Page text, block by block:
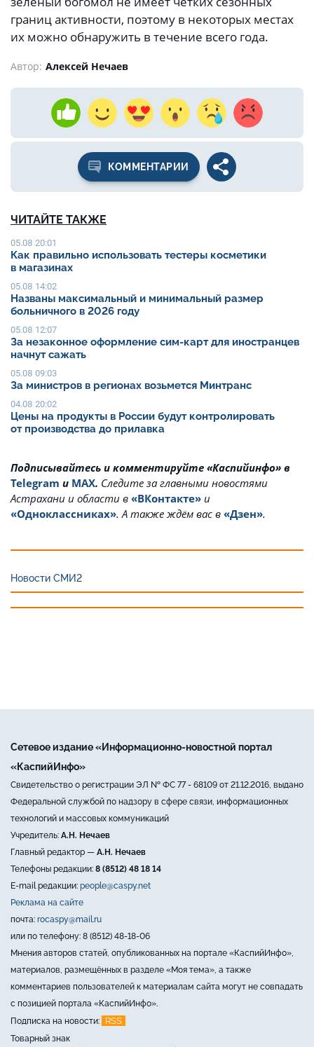
границ активности, поэтому в некоторых местах
их можно обнаружить в течение всего года.
Автор: Алексей Нечаев
КОММЕНТАРИИ
ЧИТАЙТЕ ТАКЖЕ
05.08 20:01
Как правильно использовать тестеры косметики
в магазинах
05.08 14:02
Названы максимальный и минимальный размер
больничного в 2026 году
05.08 12:07
За незаконное оформление сим-карт для иностранцев
начнут сажать
05.08 09:03
За министров в регионах возьмется Минтранс
04.08 20:02
Цены на продукты в России будут контролировать
от производства до прилавка
Подписывайтесь и комментируйте «Каспийинфо» в
Telegram и MAX. Cледите за главными новостями
Астрахани и области в «ВКонтакте» и
«Одноклассниках». А также ждём вас в «Дзен».
Новости СМИ2
Сетевое издание «Информационно-новостной портал
«КаспийИнфо»
Свидетельство о регистрации ЭЛ № ФС 77 - 68109 от 21.12.2016, выдано
Федеральной службой по надзору в сфере связи, информационных
технологий и массовых коммуникаций
Учредитель: А.Н. Нечаев
Главный редактор — А.Н. Нечаев
Телефоны редакции: 8 (8512) 48 18 14
E-mail редакции: people@caspy.net
Реклама на сайте
почта: rocaspy@mail.ru
или по телефону: 8 (8512) 48-18-06
Мнения авторов статей, опубликованных на портале «КаспийИнфо»,
материалов, размещённых в разделе «Моя тема», а также
комментариев пользователей к материалам сайта могут не совпадать
с позицией портала «КаспийИнфо».
Подписка на новости:
RSS
Товарный знак